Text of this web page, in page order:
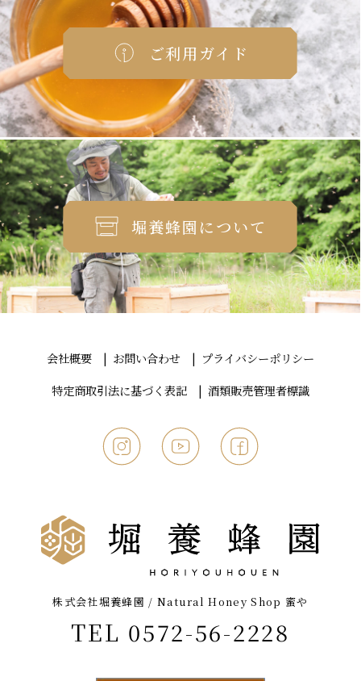
ご利用ガイド
堀養蜂園について
会社概要 お問い合わせ
プライバシーポリシー
特定商取引法に基づく表記
酒類販売管理者標識
株式会社堀養蜂園 / Natural Honey Shop 蜜や
TEL 0572-56-2228